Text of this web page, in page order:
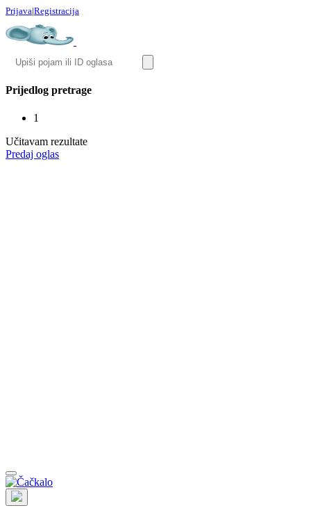
Prijava|Registracija
Prijedlog pretrage
1
Učitavam rezultate
Predaj oglas